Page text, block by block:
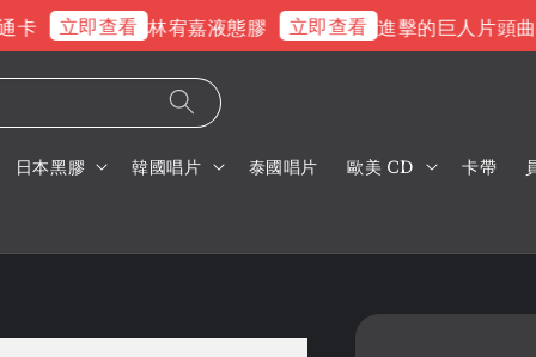
立即查看 林宥嘉液態膠 立即查看 進擊的巨人片頭曲
日本黑膠 韓國唱片 泰國唱片 歐美 CD 卡帶